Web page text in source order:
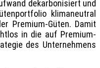
dekarbonisiert und
klimaneutral
Premium-Güten. Damit
in die auf Premium-
des Unternehmens